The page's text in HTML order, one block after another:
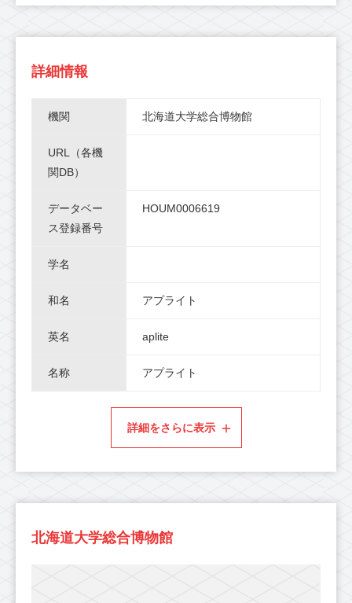
詳細情報
機関 北海道大学総合博物館
URL（各機
関DB）
データベー
ス登録番号
HOUM0006619
学名
和名 アプライト
英名 aplite
名称 アプライト
詳細をさらに表示
北海道大学総合博物館